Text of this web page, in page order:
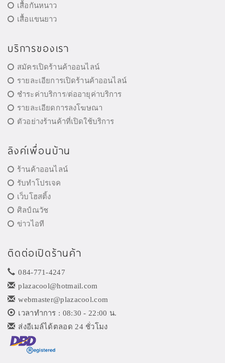
เสื้อกันหนาว
เสื้อแขนยาว
บริการของเรา
สมัครเปิดร้านค้าออนไลน์
รายละเอียการเปิดร้านค้าออนไลน์
ชำระค่าบริการ/ต่ออายุค่าบริการ
รายละเอียดการลงโฆษณา
ตัวอย่างร้านค้าที่เปิดใช้บริการ
ลิงค์เพื่อนบ้าน
ร้านค้าออนไลน์
รับทำโปรเจค
เว็บโฮสติ้ง
ศิลป์ณวัช
ข่าวไอที
ติดต่อเปิดร้านค้า
084-771-4247
plazacool@hotmail.com
webmaster@plazacool.com
เวลาทำการ : 08:30 - 22:00 น.
ส่งอีเมล์ได้ตลอด 24 ชั่วโมง